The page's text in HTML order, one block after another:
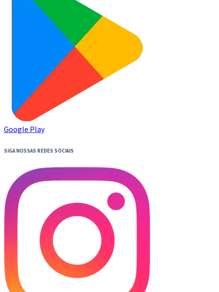
Google Play
SIGA NOSSAS REDES SOCIAIS